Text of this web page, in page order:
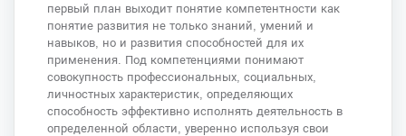
первый план выходит понятие компетентности как
понятие развития не только знаний, умений и
навыков, но и развития способностей для их
применения. Под компетенциями понимают
совокупность профессиональных, социальных,
личностных характеристик, определяющих
способность эффективно исполнять деятельность в
определенной области, уверенно используя свои